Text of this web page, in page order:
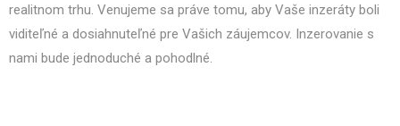
realitnom trhu. Venujeme sa práve tomu, aby Vaše inzeráty boli
viditeľné a dosiahnuteľné pre Vašich záujemcov. Inzerovanie s
nami bude jednoduché a pohodlné.